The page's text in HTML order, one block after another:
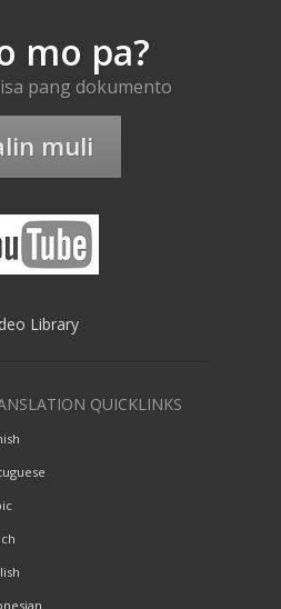
mo pa?
pang dokumento
muli
Library
QUICKLINKS